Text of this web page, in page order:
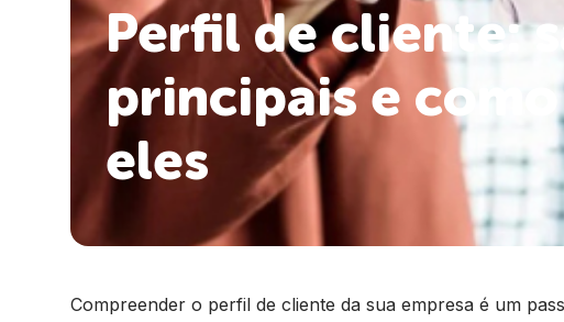
Perfil de cliente:
principais e
eles
Compreender o perfil de cliente da sua empresa é um